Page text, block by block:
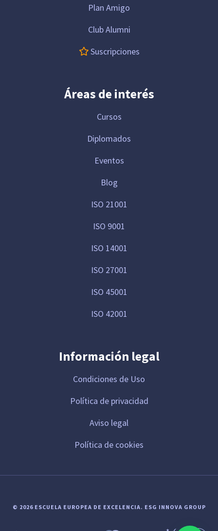
Plan Amigo
Club Alumni
Suscripciones
Áreas de interés
Cursos
Diplomados
Eventos
Blog
ISO 21001
ISO 9001
ISO 14001
ISO 27001
ISO 45001
ISO 42001
Información legal
Condiciones de Uso
Política de privacidad
Aviso legal
Política de cookies
© 2026 ESCUELA EUROPEA DE EXCELENCIA. ESG INNOVA GROUP